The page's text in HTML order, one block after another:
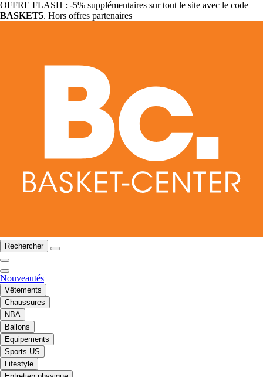
OFFRE FLASH : -5% supplémentaires sur tout le site avec le code
BASKET5. Hors offres partenaires
Rechercher
Nouveautés
Vêtements
Chaussures
NBA
Ballons
Equipements
Sports US
Lifestyle